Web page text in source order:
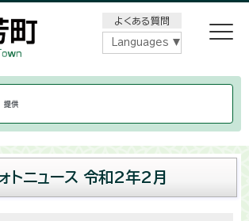
よくある質問
Languages
トニュース 令和2年2月